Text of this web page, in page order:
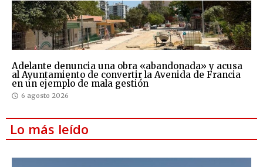
Adelante denuncia una obra «abandonada» y acusa
al Ayuntamiento de convertir la Avenida de Francia
en un ejemplo de mala gestión
6 agosto 2026
Lo más leído